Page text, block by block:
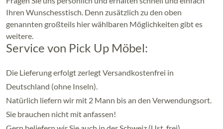
Ihren Wunschesstisch. Denn zusätzlich zu den oben
genannten großteils hier wählbaren Möglichkeiten gibt es
weitere.
Service von Pick Up Möbel:
Die Lieferung erfolgt zerlegt Versandkostenfrei in
Deutschland (ohne Inseln).
Natürlich liefern wir mit 2 Mann bis an den Verwendungsort.
Sie brauchen nicht mit anfassen!